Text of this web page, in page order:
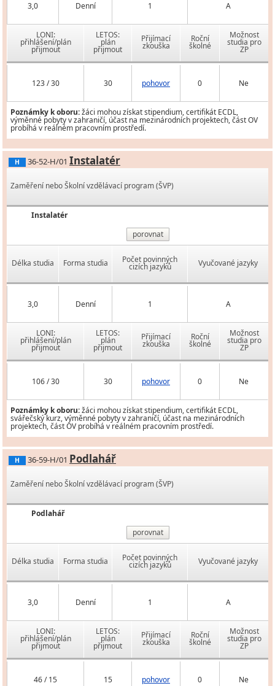
3,0 Denní 1 A
LONI:
přihlášení/plán
přijmout
LETOS:
plán
přijmout
Přijímací
zkouška
Roční
školné
Možnost
studia pro
ZP
123 / 30 30 pohovor 0 Ne
Poznámky k oboru:žáci mohou získat stipendium, certifikát ECDL,
výměnné pobyty v zahraničí, účast na mezinárodních projektech, část OV
probíhá v reálném pracovním prostředí.
H 36-52-H/01 Instalatér
Zaměření nebo Školní vzdělávací program (ŠVP)
Instalatér
porovnat
Délka studia Forma studia Počet povinných
cizích jazyků Vyučované jazyky
3,0 Denní 1 A
LONI:
přihlášení/plán
přijmout
LETOS:
plán
přijmout
Přijímací
zkouška
Roční
školné
Možnost
studia pro
ZP
106 / 30 30 pohovor 0 Ne
Poznámky k oboru:žáci mohou získat stipendium, certifikát ECDL,
svářečský kurz, výměnné pobyty v zahraničí, účast na mezinárodních
projektech, část OV probíhá v reálném pracovním prostředí.
H 36-59-H/01 Podlahář
Zaměření nebo Školní vzdělávací program (ŠVP)
Podlahář
porovnat
Délka studia Forma studia Počet povinných
cizích jazyků Vyučované jazyky
3,0 Denní 1 A
LONI:
přihlášení/plán
přijmout
LETOS:
plán
přijmout
Přijímací
zkouška
Roční
školné
Možnost
studia pro
ZP
46 / 15 15 pohovor 0 Ne